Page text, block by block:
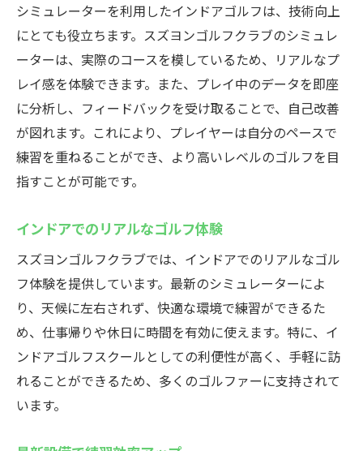
シミュレーターを利用したインドアゴルフは、技術向上
にとても役立ちます。スズヨンゴルフクラブのシミュレ
ーターは、実際のコースを模しているため、リアルなプ
レイ感を体験できます。また、プレイ中のデータを即座
に分析し、フィードバックを受け取ることで、自己改善
が図れます。これにより、プレイヤーは自分のペースで
練習を重ねることができ、より高いレベルのゴルフを目
指すことが可能です。
インドアでのリアルなゴルフ体験
スズヨンゴルフクラブでは、インドアでのリアルなゴル
フ体験を提供しています。最新のシミュレーターによ
り、天候に左右されず、快適な環境で練習ができるた
め、仕事帰りや休日に時間を有効に使えます。特に、イ
ンドアゴルフスクールとしての利便性が高く、手軽に訪
れることができるため、多くのゴルファーに支持されて
います。